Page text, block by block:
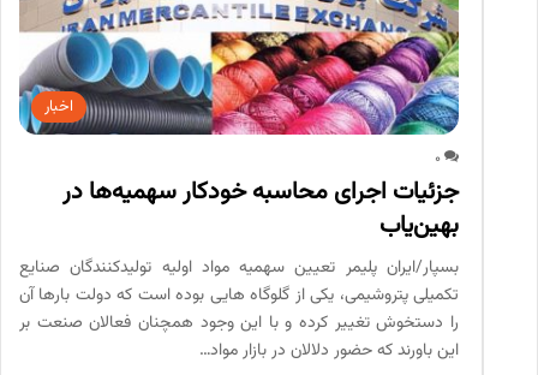
اخبار
0
جزئیات اجرای محاسبه خودکار سهمیه‌ها در
بهین‌یاب
بسپار/ایران پلیمر تعیین سهمیه مواد اولیه تولیدکنندگان صنایع
تکمیلی پتروشیمی، یکی از گلوگاه هایی بوده است که دولت بارها آن
را دستخوش تغییر کرده و با این وجود همچنان فعالان صنعت بر
این باورند که حضور دلالان در بازار مواد…